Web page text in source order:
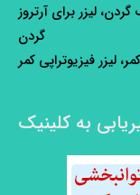
لیزر برای آرتروز
گردن
لیزر فیزیوتراپی کمر
به کلینیک